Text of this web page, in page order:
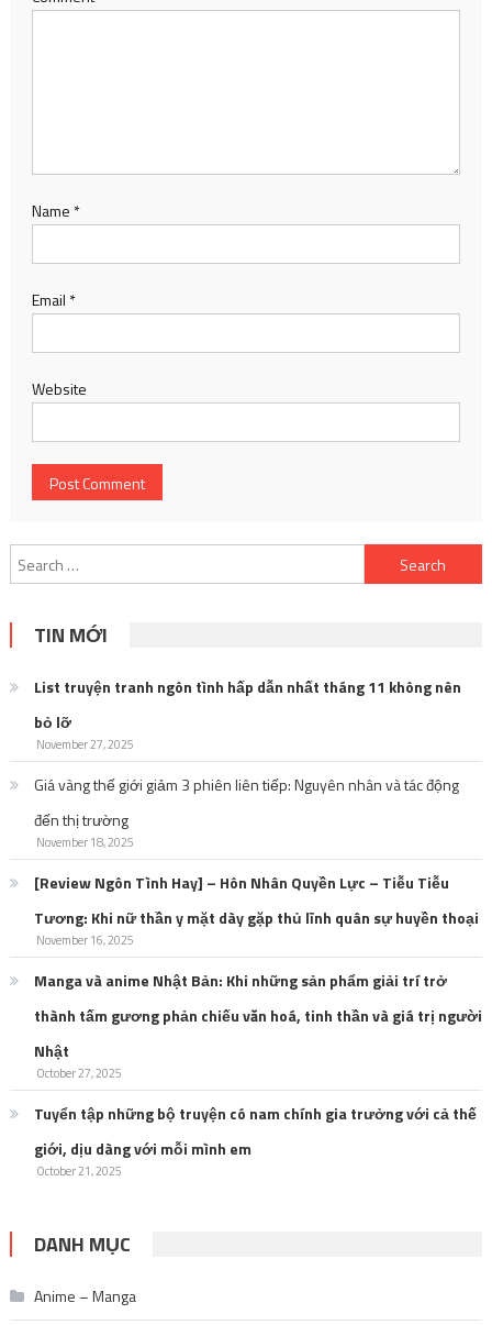
Name *
Email *
Website
Search
for:
TIN MỚI
List truyện tranh ngôn tình hấp dẫn nhất tháng 11 không nên
bỏ lỡ
November 27, 2025
Giá vàng thế giới giảm 3 phiên liên tiếp: Nguyên nhân và tác động
đến thị trường
November 18, 2025
[Review Ngôn Tình Hay] – Hôn Nhân Quyền Lực – Tiễu Tiễu
Tương: Khi nữ thần y mặt dày gặp thủ lĩnh quân sự huyền thoại
November 16, 2025
Manga và anime Nhật Bản: Khi những sản phẩm giải trí trở
thành tấm gương phản chiếu văn hoá, tinh thần và giá trị người
Nhật
October 27, 2025
Tuyển tập những bộ truyện có nam chính gia trưởng với cả thế
giới, dịu dàng với mỗi mình em
October 21, 2025
DANH MỤC
Anime – Manga